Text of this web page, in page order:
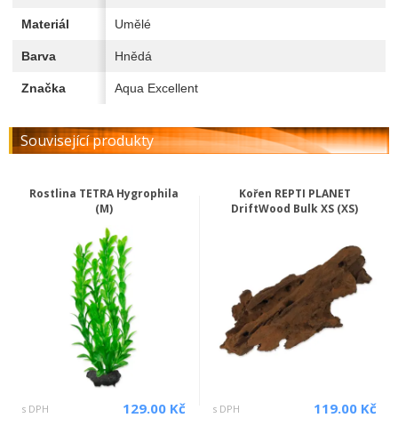
Materiál Umělé
Barva Hnědá
Značka Aqua Excellent
Související produkty
Rostlina TETRA Hygrophila
(M)
s DPH 129.00 Kč
Kořen REPTI PLANET
DriftWood Bulk XS (XS)
s DPH 119.00 Kč